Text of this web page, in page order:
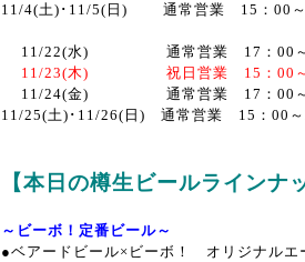
11/4(土)･11/5(日) 通常営業 15：00～
11/22(水) 通常営業 17：00～
11/23(木) 祝日営業 15：00～
11/24(金) 通常営業 17：00～
11/25(土)･11/26(日) 通常営業 15：00～
【本日の樽生ビールラインナ
～ビーボ！定番ビール～
●ベアードビール×ビーボ！ オリジナルエ